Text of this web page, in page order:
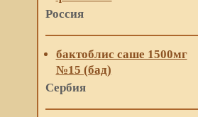
Россия
бактоблис саше 1500мг
№15 (бад)
Сербия